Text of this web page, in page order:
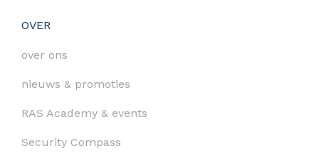
OVER
over ons
nieuws & promoties
RAS Academy & events
Security Compass